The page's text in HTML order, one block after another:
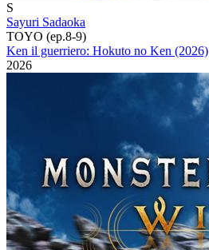
S
Sayuri Sadaoka
TOYO (ep.8-9)
Ken il guerriero: Hokuto no Ken (2026)
2026